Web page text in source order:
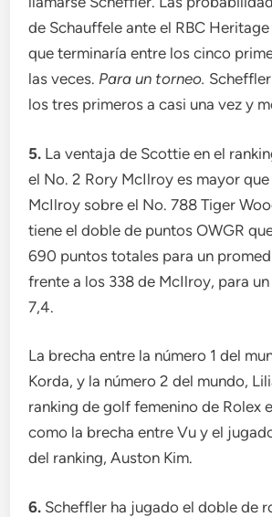
de Schauffele ante el RBC
que terminaría entre los cinco
las veces. Para un torneo.
los tres primeros a casi una vez y
5. La ventaja de Scottie en el
el No. 2 Rory McIlroy es mayor
McIlroy sobre el No. 788 Tiger
tiene el doble de puntos OWGR
690 puntos totales para un
frente a los 338 de McIlroy, para
7,4.
La brecha entre la número 1 del
Korda, y la número 2 del mundo,
ranking de golf femenino de Rolex
como la brecha entre Vu y el
del ranking, Auston Kim.
6. Scheffler ha jugado el doble de